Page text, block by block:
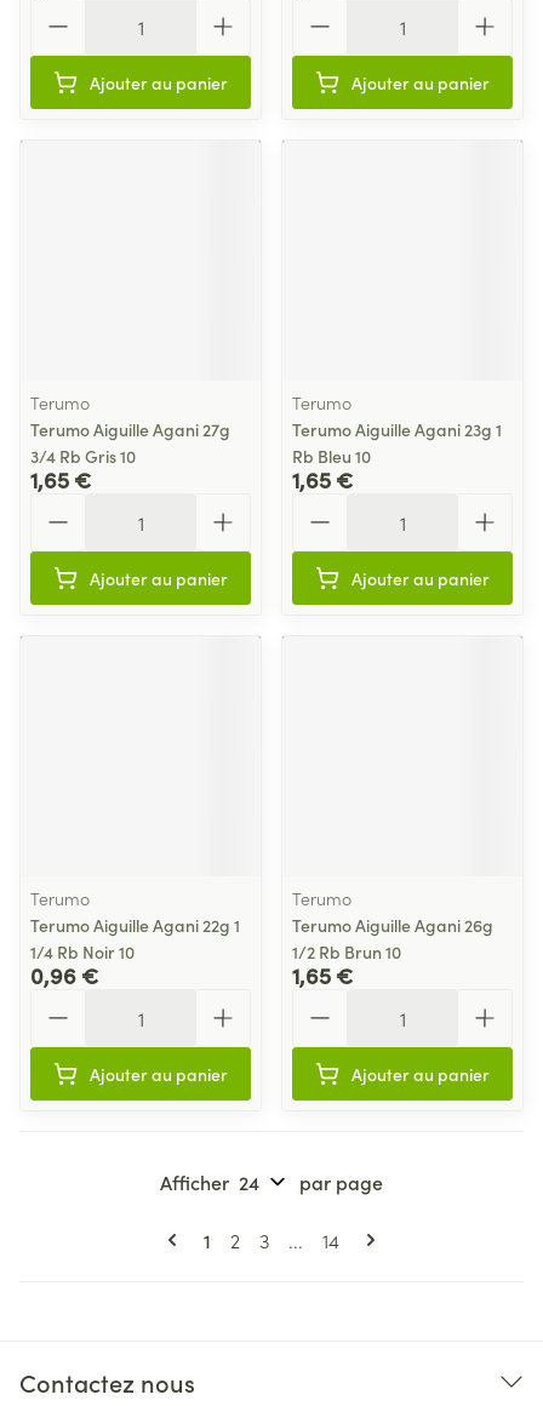
Ajouter au panier Ajouter au panier
Terumo
Terumo Aiguille Agani 27g
3/4 Rb Gris 10
1,65 €
Ajouter au panier
Terumo
Terumo Aiguille Agani 23g 1
Rb Bleu 10
1,65 €
Ajouter au panier
Terumo
Terumo Aiguille Agani 22g 1
1/4 Rb Noir 10
0,96 €
Ajouter au panier
Terumo
Terumo Aiguille Agani 26g
1/2 Rb Brun 10
1,65 €
Ajouter au panier
Pages
Vous lisez actuellement la page
1 Page
2 Page
3 ... Page
14
Afficher par page
Contactez nous